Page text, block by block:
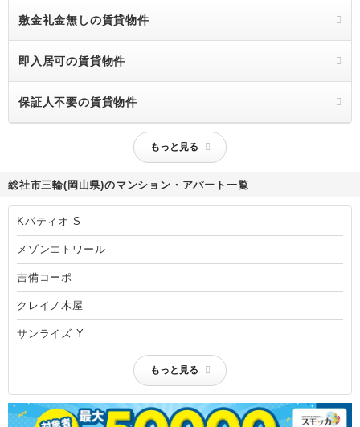
敷金礼金無しの賃貸物件
即入居可の賃貸物件
保証人不要の賃貸物件
もっと見る
総社市三輪(岡山県)のマンション・アパート一覧
Kパティオ S
メゾンエトワール
吉備コーポ
クレイノ木屋
サンライズ Y
もっと見る